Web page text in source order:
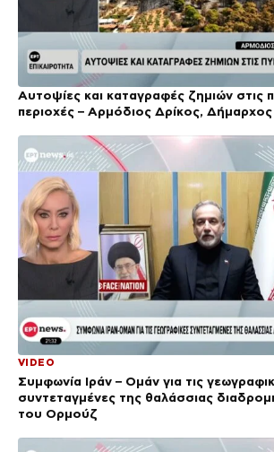
Αυτοψίες και καταγραφές ζημιών στις
περιοχές – Αρμόδιος Δρίκος,
VIDEO
Συμφωνία Ιράν – Ομάν για τις
συντεταγμένες της θαλάσσιας
του Ορμούζ